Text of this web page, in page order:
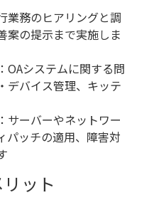
業務のヒアリングと調
案の提示まで実施しま
OAシステムに関する問
デバイス管理、キッテ
サーバーやネットワー
パッチの適用、障害対
ット